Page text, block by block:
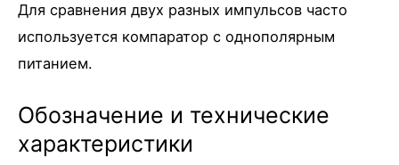
Для сравнения двух разных импульсов часто
используется компаратор с однополярным
питанием.
Обозначение и технические
характеристики